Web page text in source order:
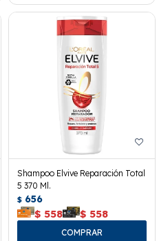
Shampoo Elvive Reparación Total
5 370 Ml.
$ 656
$ 558 $ 558